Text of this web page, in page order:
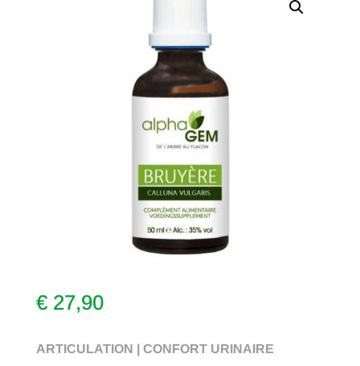
€27,90
ARTICULATION | CONFORT URINAIRE